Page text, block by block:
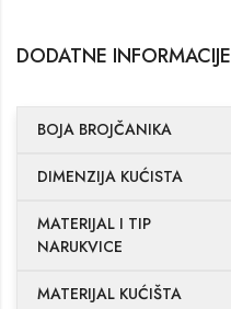
DODATNE INFORMACIJE
BOJA BROJČANIKA
DIMENZIJA KUĆISTA
MATERIJAL I TIP
NARUKVICE
MATERIJAL KUĆIŠTA